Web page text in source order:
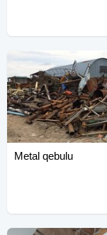
Metal qebulu